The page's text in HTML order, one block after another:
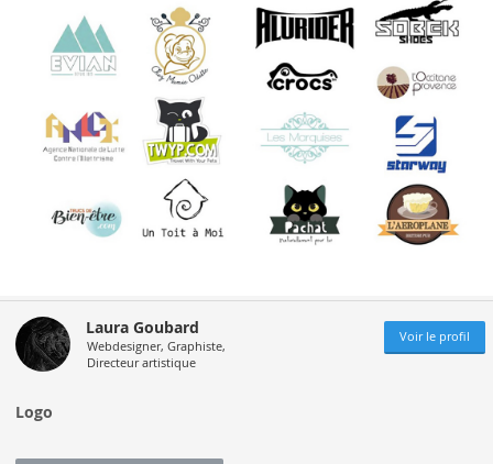
Laura Goubard
Webdesigner, Graphiste,
Directeur artistique
Voir le profil
Logo